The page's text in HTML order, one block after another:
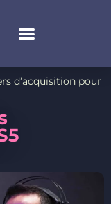
d’acquisition pour